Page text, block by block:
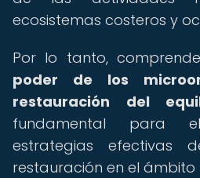
ecosistemas costeros y
Por lo tanto,
poder de los
restauración del
fundamental para
estrategias efectivas
restauración en el ámbito